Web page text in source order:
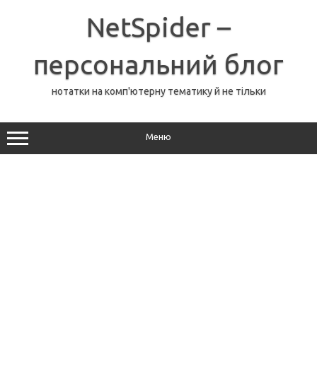
NetSpider –
персональний блог
нотатки на комп'ютерну тематику й не тільки
Меню